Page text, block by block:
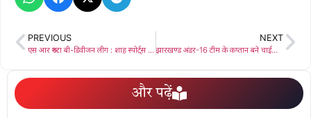
PREVIOUS
एस आर रूंगटा बी-डिवीजन लीग : शाह स्पोर्ट्स अकादमी चक्रधरपुर पहुंचा सेमीफाईनल में
NEXT
झारखण्ड अंडर-16 टीम के कप्तान बने चाईबासा के साकेत कुमार सिंह
और पढ़ें